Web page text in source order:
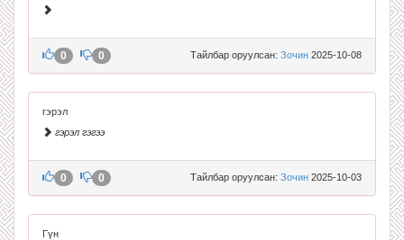
Тайлбар оруулсан: Зочин 2025-10-08
0 0
гэрэл
гэрэл гэгээ
Тайлбар оруулсан: Зочин 2025-10-03
0 0
Гүн